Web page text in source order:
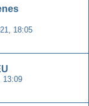
18:05
13:09